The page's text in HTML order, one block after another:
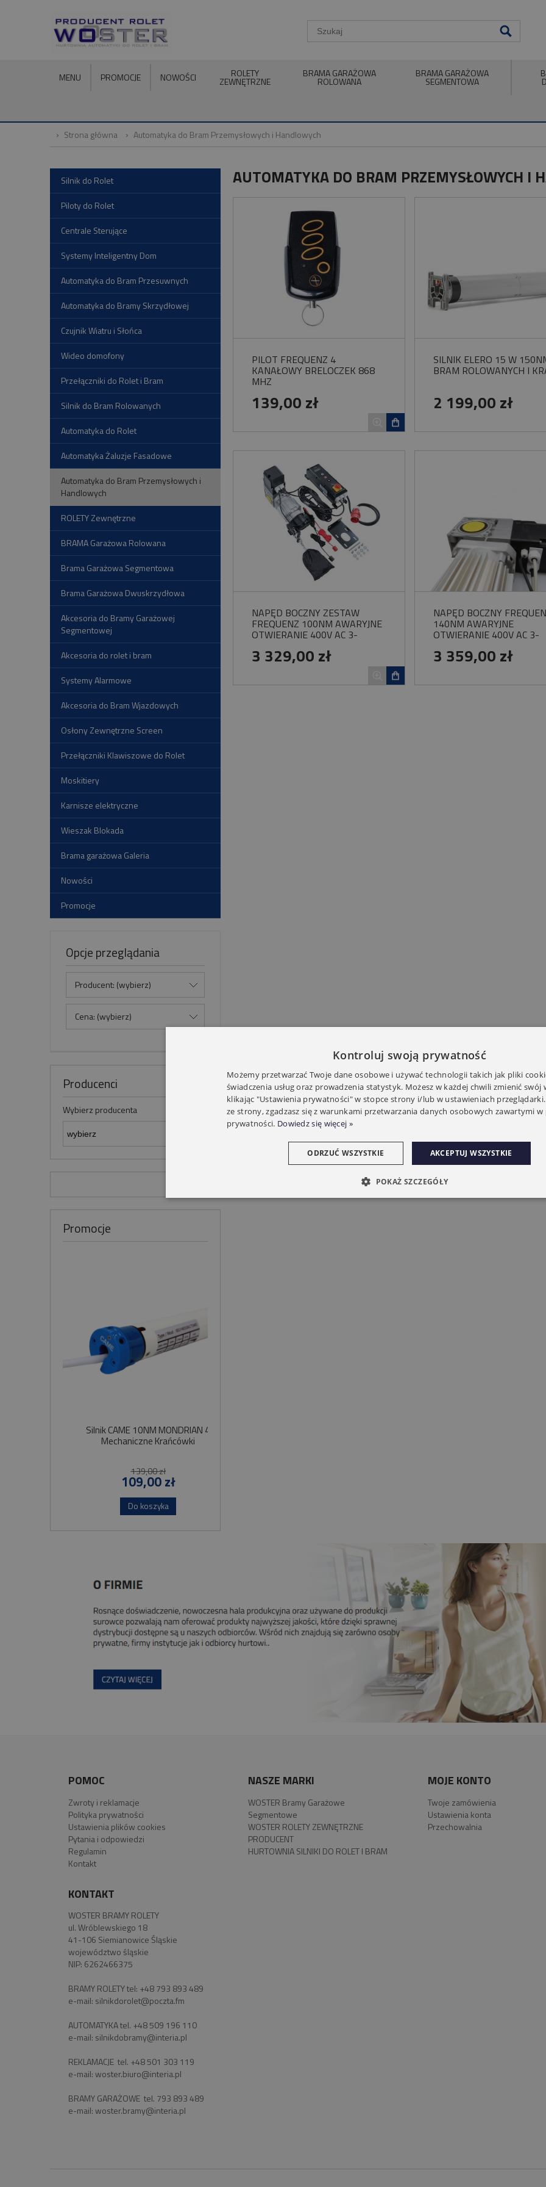
MENU PROMOCJE NOWOŚCI ROLETY
ZEWNĘTRZNE
BRAMA GARAŻOWA
ROLOWANA
BRAMA GARAŻOWA
SEGMENTOWA
Strona główna Automatyka do Bram Przemysłowych i Handlowych
Silnik do Rolet
Piloty do Rolet
Centrale Sterujące
Systemy Inteligentny Dom
Automatyka do Bram Przesuwnych
Automatyka do Bramy Skrzydłowej
Czujnik Wiatru i Słońca
Wideo domofony
Przełączniki do Rolet i Bram
Silnik do Bram Rolowanych
Automatyka do Rolet
Automatyka Żaluzje Fasadowe
Automatyka do Bram Przemysłowych i
Handlowych
ROLETY Zewnętrzne
BRAMA Garażowa Rolowana
Brama Garażowa Segmentowa
Brama Garażowa Dwuskrzydłowa
Akcesoria do Bramy Garażowej
Segmentowej
Akcesoria do rolet i bram
Systemy Alarmowe
Akcesoria do Bram Wjazdowych
Osłony Zewnętrzne Screen
Przełączniki Klawiszowe do Rolet
Moskitiery
Karnisze elektryczne
Wieszak Blokada
Brama garażowa Galeria
Nowości
Promocje
Opcje przeglądania
Producent: (wybierz)
Cena: (wybierz)
Producenci
Wybierz producenta
Promocje
Silnik CAME 10NM MONDRIAN 4
Mechaniczne Krańcówki
139,00 zł
109,00 zł
Do koszyka
AUTOMATYKA DO BRAM PRZEMYSŁOWYCH I
PILOT FREQUENZ 4
KANAŁOWY BRELOCZEK 868
MHZ
139,00 zł
SILNIK ELERO 15 W
BRAM ROLOWANYCH I
2 199,00 zł
NAPĘD BOCZNY ZESTAW
FREQUENZ 100NM AWARYJNE
OTWIERANIE 400V AC 3-
PRZEMYSŁOWEJ
3 329,00 zł
NAPĘD BOCZNY
140NM AWARYJNE
OTWIERANIE 400V AC 3-
PRZEMYSŁOWEJ
3 359,00 zł
POMOC
Zwroty i reklamacje
Polityka prywatności
Ustawienia plików cookies
Pytania i odpowiedzi
Regulamin
Kontakt
NASZE MARKI
WOSTER Bramy Garażowe
Segmentowe
WOSTER ROLETY ZEWNĘTRZNE
PRODUCENT
HURTOWNIA SILNIKI DO ROLET I BRAM
MOJE KONTO
Twoje zamówienia
Ustawienia konta
Przechowalnia
KONTAKT
WOSTER BRAMY ROLETY
ul. Wróblewskiego 18
41-106 Siemianowice Śląskie
województwo śląskie
NIP: 6262466375
BRAMY ROLETY tel: +48 793 893 489
e-mail: silnikdorolet@poczta.fm
AUTOMATYKA tel. +48 509 196 110
e-mail: silnikdobramy@interia.pl
REKLAMACJE tel. +48 501 303 119
e-mail:woster.biuro@interia.pl
BRAMY GARAŻOWE tel. 793 893 489
e-mail:woster.bramy@interia.pl
Kontroluj swoją prywatność
Możemy przetwarzać Twoje dane osobowe i używać technologii takich jak pliki
świadczenia usług oraz prowadzenia statystyk. Możesz w każdej chwili zmienić swój
klikając "Ustawienia prywatności" w stopce strony i/lub w ustawieniach
ze strony, zgadzasz się z warunkami przetwarzania danych osobowych zawartymi
prywatności. Dowiedz się więcej »
AKCEPTUJ WSZYSTKIE
ODRZUĆ WSZYSTKIE
POKAŻ SZCZEGÓŁY